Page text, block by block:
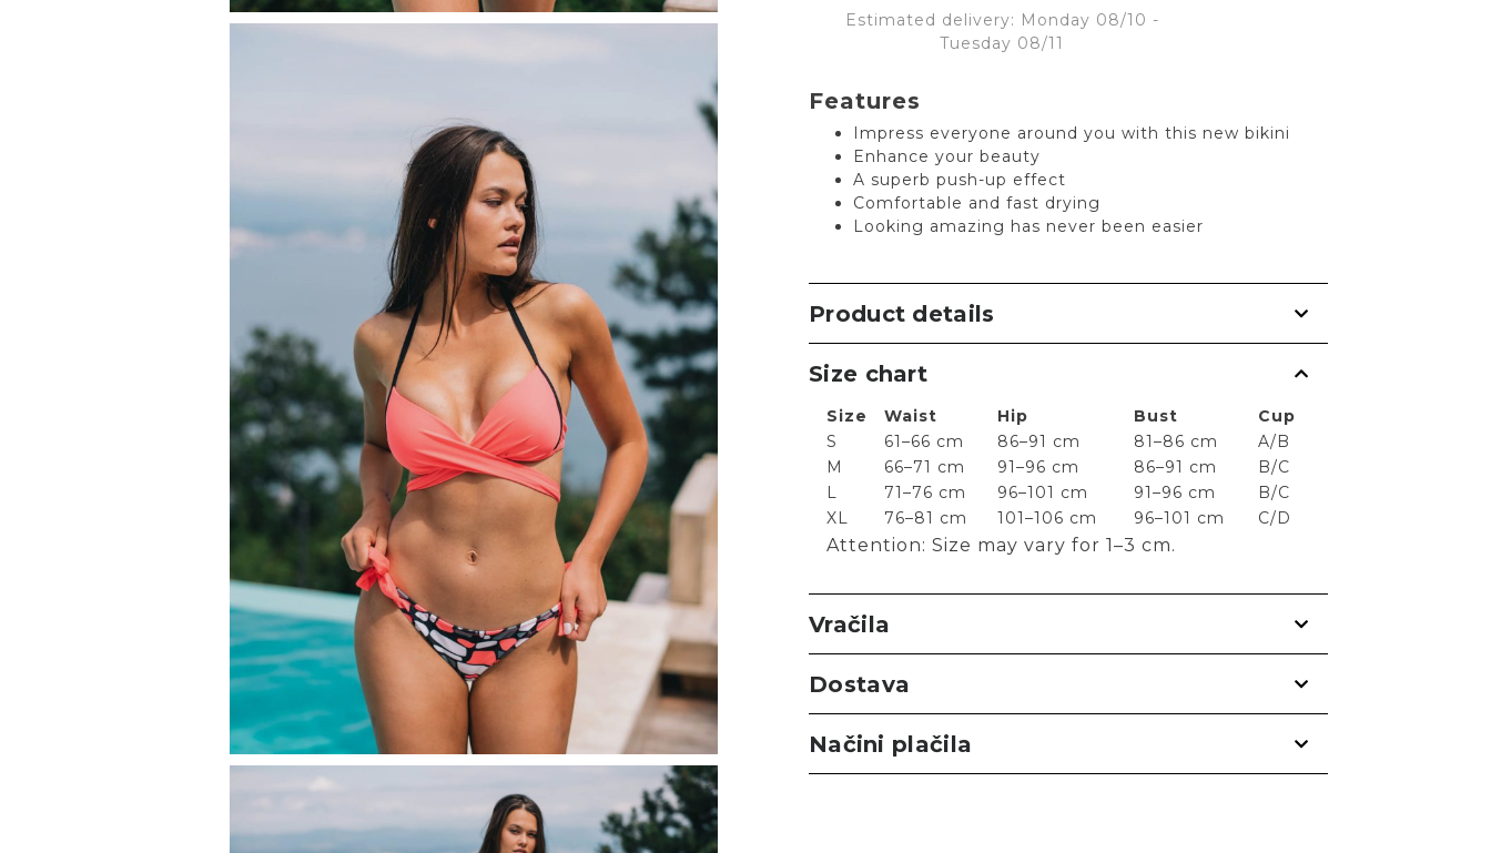
Estimated delivery: Monday 08/10 -
Tuesday 08/11
Features
Impress everyone around you with this new bikini
Enhance your beauty
A superb push-up effect
Comfortable and fast drying
Looking amazing has never been easier
Product details
Size chart
Size Waist Hip Bust
Cup
S
61–66 cm 86–91 cm 81–86 cm
A/B
M
66–71 cm 91–96 cm 86–91 cm
B/C
L
71–76 cm 96–101 cm 91–96 cm
B/C
XL
76–81 cm 101–106 cm 96–101 cm C/D
Attention: Size may vary for 1–3 cm.
Vračila
Dostava
Načini plačila